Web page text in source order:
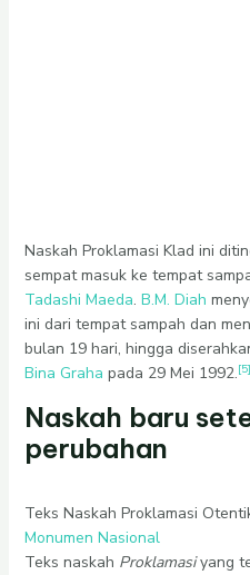
Naskah Proklamasi Klad ini
sempat masuk ke tempat
Tadashi Maeda. B.M. Diah
ini dari tempat sampah dan
bulan 19 hari, hingga
Bina Graha pada 29 Mei 1992.[5]
Naskah baru
perubahan
Teks Naskah Proklamasi
Monumen Nasional
Teks naskah Proklamasiyang